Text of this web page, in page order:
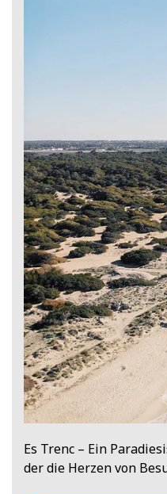
Es Trenc – Ein
der die Herzen von